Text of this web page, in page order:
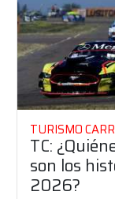
TURISMO
TC:
son los
2026?